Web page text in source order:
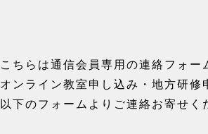
こちらは通信会員専用の連絡フォー
オンライン教室申し込み・地方研修
以下のフォームよりご連絡お寄せく